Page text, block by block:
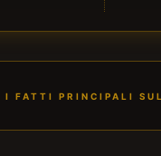
I FATTI PRINCIPALI